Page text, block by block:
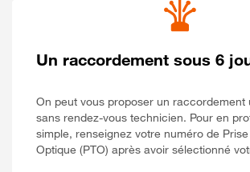
Un raccordement sous 6
On peut vous proposer un raccordement
sans rendez-vous technicien. Pour en
simple, renseignez votre numéro de
Optique (PTO) après avoir sélectionné